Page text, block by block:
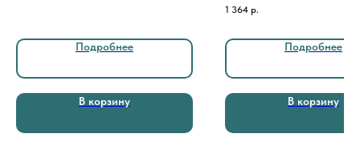
Подробнее
В корзину
1 364 р.
Подробнее
В корзину